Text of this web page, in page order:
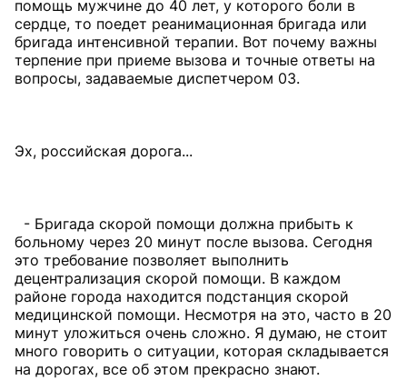
помощь мужчине до 40 лет, у которого боли в
сердце, то поедет реанимационная бригада или
бригада интенсивной терапии. Вот почему важны
терпение при приеме вызова и точные ответы на
вопросы, задаваемые диспетчером 03.
Эх, российская дорога...
- Бригада скорой помощи должна прибыть к
больному через 20 минут после вызова. Сегодня
это требование позволяет выполнить
децентрализация скорой помощи. В каждом
районе города находится подстанция скорой
медицинской помощи. Несмотря на это, часто в 20
минут уложиться очень сложно. Я думаю, не стоит
много говорить о ситуации, которая складывается
на дорогах, все об этом прекрасно знают.